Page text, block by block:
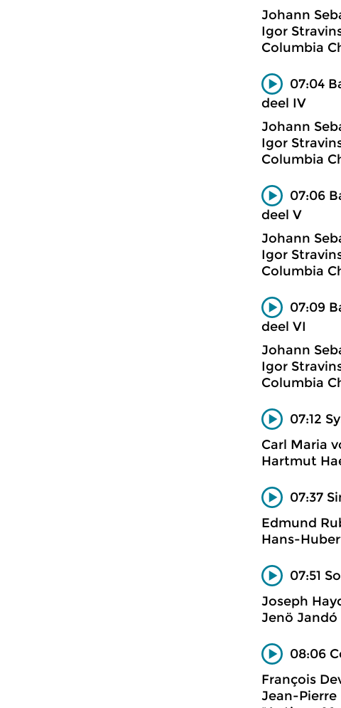
Johann
Igor
Columbia
07:04
deel IV
Johann
Igor
Columbia
07:06
deel V
Johann
Igor
Columbia
07:09
deel VI
Johann
Igor
Columbia
07:12
Carl Maria
Hartmut
07:37
Edmund
Hans-
07:51
Joseph
Jenö Jandó
08:06
François
Jean-Pierre